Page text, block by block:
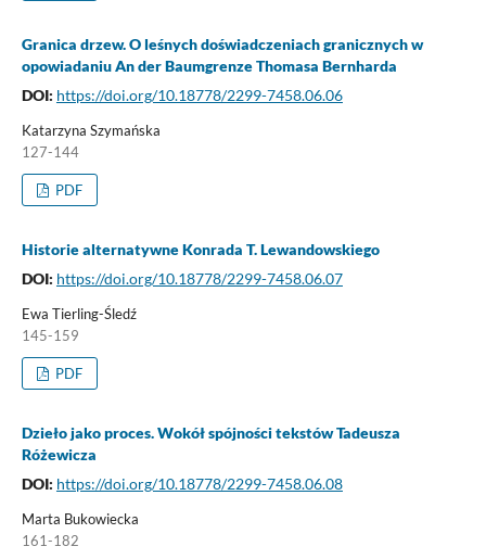
Granica drzew. O leśnych doświadczeniach granicznych w
opowiadaniu An der Baumgrenze Thomasa Bernharda
DOI: https://doi.org/10.18778/2299-7458.06.06
Katarzyna Szymańska
127-144
PDF
Historie alternatywne Konrada T. Lewandowskiego
DOI: https://doi.org/10.18778/2299-7458.06.07
Ewa Tierling-Śledź
145-159
PDF
Dzieło jako proces. Wokół spójności tekstów Tadeusza
Różewicza
DOI: https://doi.org/10.18778/2299-7458.06.08
Marta Bukowiecka
161-182